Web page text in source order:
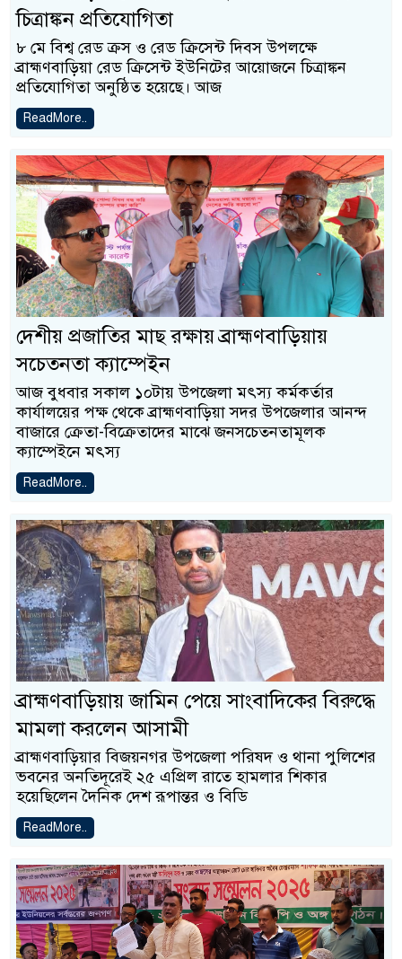
চিত্রাঙ্কন প্রতিযোগিতা
৮ মে বিশ্ব রেড ক্রস ও রেড ক্রিসেন্ট দিবস উপলক্ষে
ব্রাহ্মণবাড়িয়া রেড ক্রিসেন্ট ইউনিটের আয়োজনে চিত্রাঙ্কন
প্রতিযোগিতা অনুষ্ঠিত হয়েছে। আজ
ReadMore..
দেশীয় প্রজাতির মাছ রক্ষায় ব্রাহ্মণবাড়িয়ায়
সচেতনতা ক্যাম্পেইন
আজ বুধবার সকাল ১০টায় উপজেলা মৎস্য কর্মকর্তার
কার্যালয়ের পক্ষ থেকে ব্রাহ্মণবাড়িয়া সদর উপজেলার আনন্দ
বাজারে ক্রেতা-বিক্রেতাদের মাঝে জনসচেতনতামূলক
ক্যাম্পেইনে মৎস্য
ReadMore..
ব্রাহ্মণবাড়িয়ায় জামিন পেয়ে সাংবাদিকের বিরুদ্ধে
মামলা করলেন আসামী
ব্রাহ্মণবাড়িয়ার বিজয়নগর উপজেলা পরিষদ ও থানা পুলিশের
ভবনের অনতিদূরেই ২৫ এপ্রিল রাতে হামলার শিকার
হয়েছিলেন দৈনিক দেশ রূপান্তর ও বিডি
ReadMore..